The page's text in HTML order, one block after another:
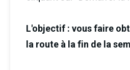
L'objectif : vous faire
la route à la fin de la